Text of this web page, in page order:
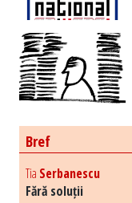
Bref
Tia Serbanescu
Fără soluții